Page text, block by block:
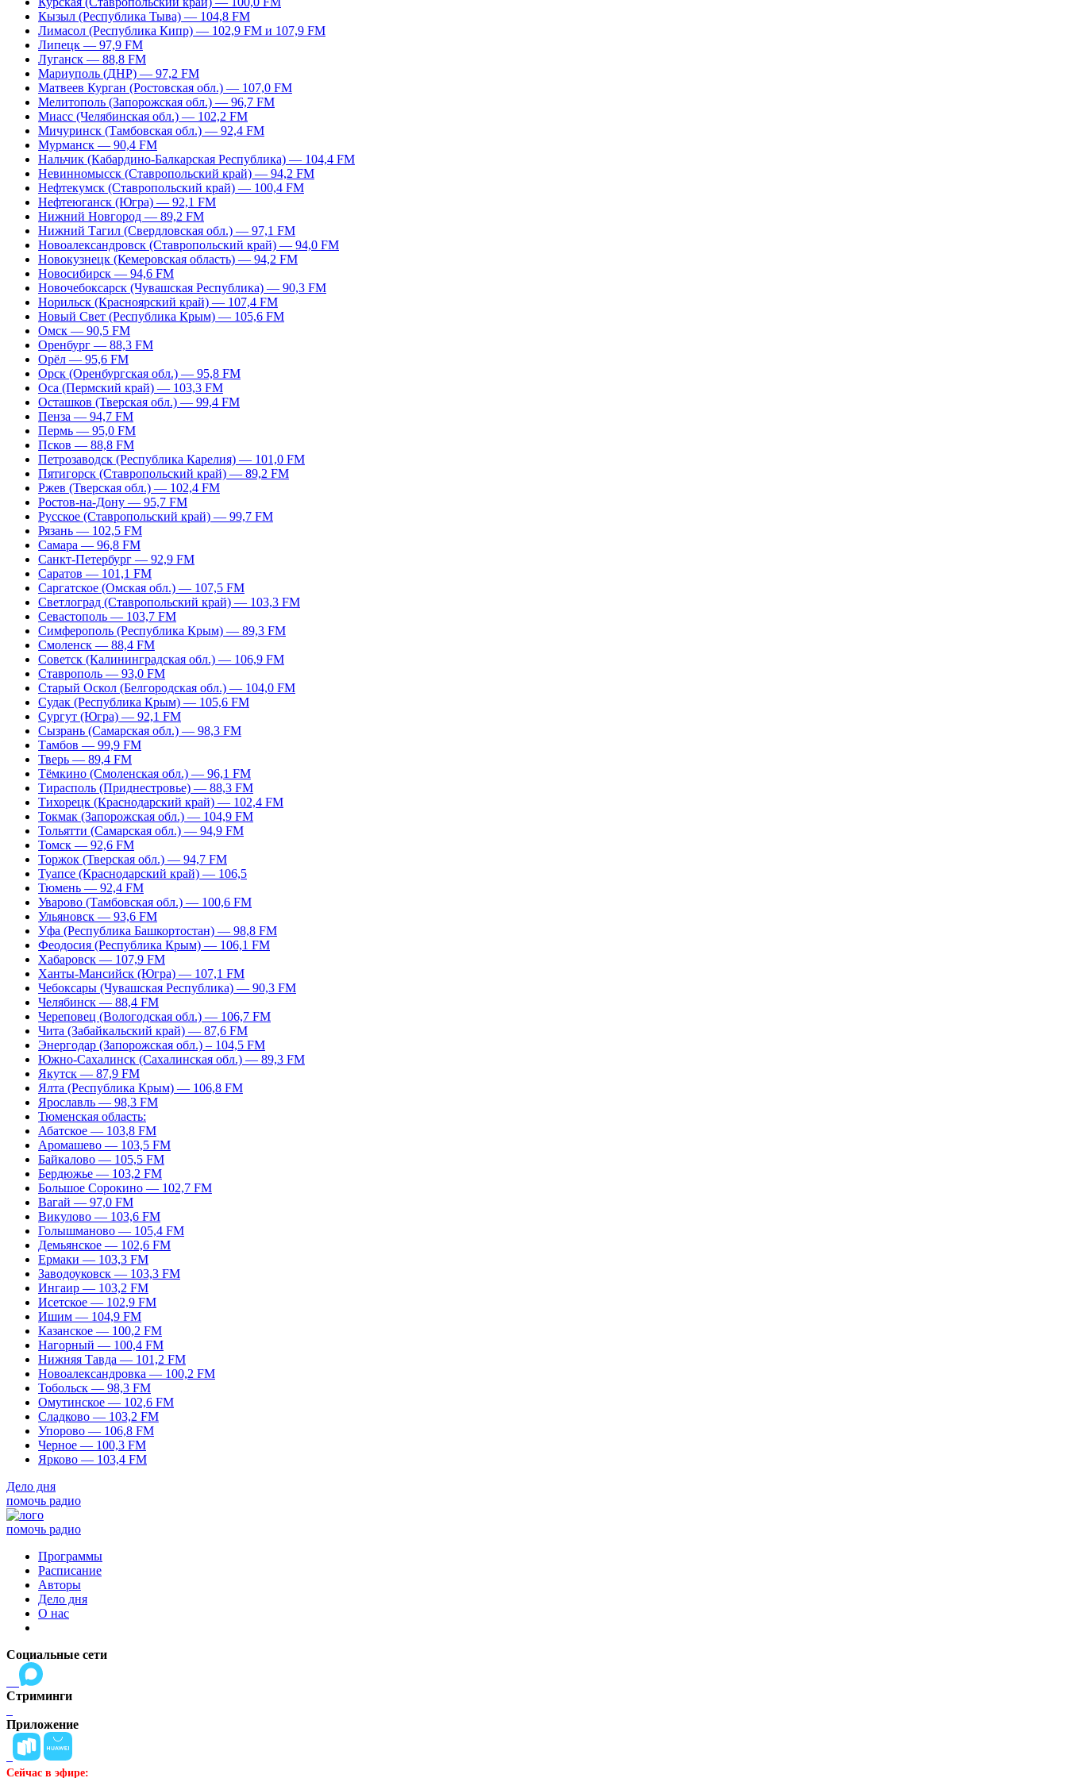
Кызыл (Республика Тыва) — 104,8 FM
Лимасол (Республика Кипр) — 102,9 FM и 107,9 FM
Липецк — 97,9 FM
Луганск — 88,8 FM
Мариуполь (ДНР) — 97,2 FM
Матвеев Курган (Ростовская обл.) — 107,0 FM
Мелитополь (Запорожская обл.) — 96,7 FM
Миасс (Челябинская обл.) — 102,2 FM
Мичуринск (Тамбовская обл.) — 92,4 FM
Мурманск — 90,4 FM
Нальчик (Кабардино-Балкарская Республика) — 104,4 FM
Невинномысск (Ставропольский край) — 94,2 FM
Нефтекумск (Ставропольский край) — 100,4 FM
Нефтеюганск (Югра) — 92,1 FM
Нижний Новгород — 89,2 FM
Нижний Тагил (Свердловская обл.) — 97,1 FM
Новоалександровск (Ставропольский край) — 94,0 FM
Новокузнецк (Кемеровская область) — 94,2 FM
Новосибирск — 94,6 FM
Новочебоксарск (Чувашская Республика) — 90,3 FM
Норильск (Красноярский край) — 107,4 FM
Новый Свет (Республика Крым) — 105,6 FM
Омск — 90,5 FM
Оренбург — 88,3 FM
Орёл — 95,6 FM
Орск (Оренбургская обл.) — 95,8 FM
Оса (Пермский край) — 103,3 FM
Осташков (Тверская обл.) — 99,4 FM
Пенза — 94,7 FM
Пермь — 95,0 FM
Псков — 88,8 FM
Петрозаводск (Республика Карелия) — 101,0 FM
Пятигорск (Ставропольский край) — 89,2 FM
Ржев (Тверская обл.) — 102,4 FM
Ростов-на-Дону — 95,7 FM
Русское (Ставропольский край) — 99,7 FM
Рязань — 102,5 FM
Самара — 96,8 FM
Санкт-Петербург — 92,9 FM
Саратов — 101,1 FM
Саргатское (Омская обл.) — 107,5 FM
Светлоград (Ставропольский край) — 103,3 FM
Севастополь — 103,7 FM
Симферополь (Республика Крым) — 89,3 FM
Смоленск — 88,4 FM
Советск (Калининградская обл.) — 106,9 FM
Ставрополь — 93,0 FM
Старый Оскол (Белгородская обл.) — 104,0 FM
Судак (Республика Крым) — 105,6 FM
Сургут (Югра) — 92,1 FM
Сызрань (Самарская обл.) — 98,3 FM
Тамбов — 99,9 FM
Тверь — 89,4 FM
Тёмкино (Смоленская обл.) — 96,1 FM
Тирасполь (Приднестровье) — 88,3 FM
Тихорецк (Краснодарский край) — 102,4 FM
Токмак (Запорожская обл.) — 104,9 FM
Тольятти (Самарская обл.) — 94,9 FM
Томск — 92,6 FM
Торжок (Тверская обл.) — 94,7 FM
Туапсе (Краснодарский край) — 106,5
Тюмень — 92,4 FM
Уварово (Тамбовская обл.) — 100,6 FM
Ульяновск — 93,6 FM
Уфа (Республика Башкортостан) — 98,8 FM
Феодосия (Республика Крым) — 106,1 FM
Хабаровск — 107,9 FM
Ханты-Мансийск (Югра) — 107,1 FM
Чебоксары (Чувашская Республика) — 90,3 FM
Челябинск — 88,4 FM
Череповец (Вологодская обл.) — 106,7 FM
Чита (Забайкальский край) — 87,6 FM
Энергодар (Запорожская обл.) – 104,5 FM
Южно-Сахалинск (Сахалинская обл.) — 89,3 FM
Якутск — 87,9 FM
Ялта (Республика Крым) — 106,8 FM
Ярославль — 98,3 FM
Тюменская область:
Абатское — 103,8 FM
Аромашево — 103,5 FM
Байкалово — 105,5 FM
Бердюжье — 103,2 FM
Большое Сорокино — 102,7 FM
Вагай — 97,0 FM
Викулово — 103,6 FM
Голышманово — 105,4 FM
Демьянское — 102,6 FM
Ермаки — 103,3 FM
Заводоуковск — 103,3 FM
Ингаир — 103,2 FM
Исетское — 102,9 FM
Ишим — 104,9 FM
Казанское — 100,2 FM
Нагорный — 100,4 FM
Нижняя Тавда — 101,2 FM
Новоалександровка — 100,2 FM
Тобольск — 98,3 FM
Омутинское — 102,6 FM
Сладково — 103,2 FM
Упорово — 106,8 FM
Черное — 100,3 FM
Ярково — 103,4 FM
Дело дня
помочь радио
помочь радио
Программы
Расписание
Авторы
Дело дня
О нас
Социальные сети
Стриминги
Приложение
Сейчас в эфире: